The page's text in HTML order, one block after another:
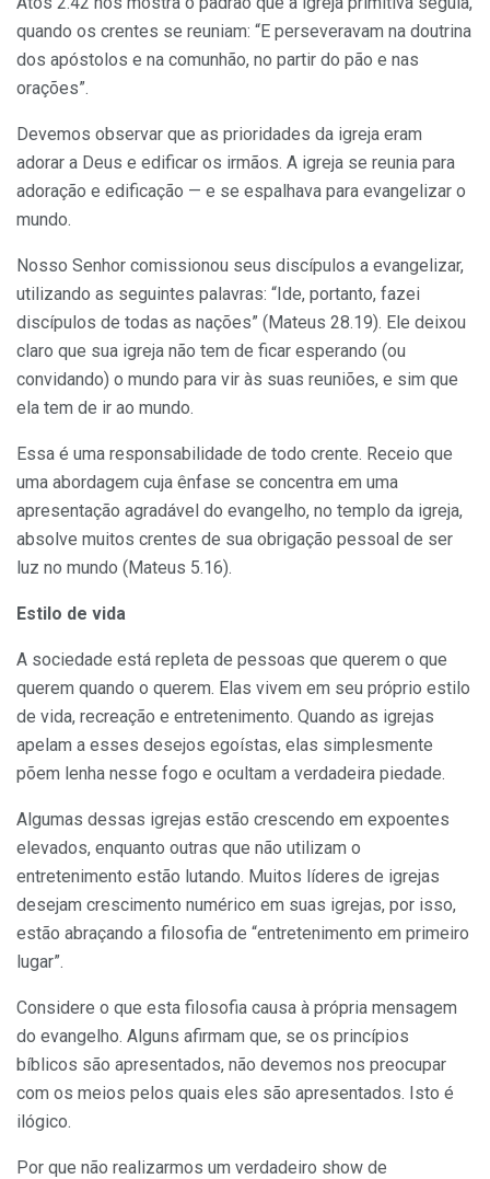
quando os crentes se reuniam: “E perseveravam na doutrina
dos apóstolos e na comunhão, no partir do pão e nas
orações”.
Devemos observar que as prioridades da igreja eram
adorar a Deus e edificar os irmãos. A igreja se reunia para
adoração e edificação — e se espalhava para evangelizar o
mundo.
Nosso Senhor comissionou seus discípulos a evangelizar,
utilizando as seguintes palavras: “Ide, portanto, fazei
discípulos de todas as nações” (Mateus 28.19). Ele deixou
claro que sua igreja não tem de ficar esperando (ou
convidando) o mundo para vir às suas reuniões, e sim que
ela tem de ir ao mundo.
Essa é uma responsabilidade de todo crente. Receio que
uma abordagem cuja ênfase se concentra em uma
apresentação agradável do evangelho, no templo da igreja,
absolve muitos crentes de sua obrigação pessoal de ser
luz no mundo (Mateus 5.16).
Estilo de vida
A sociedade está repleta de pessoas que querem o que
querem quando o querem. Elas vivem em seu próprio estilo
de vida, recreação e entretenimento. Quando as igrejas
apelam a esses desejos egoístas, elas simplesmente
põem lenha nesse fogo e ocultam a verdadeira piedade.
Algumas dessas igrejas estão crescendo em expoentes
elevados, enquanto outras que não utilizam o
entretenimento estão lutando. Muitos líderes de igrejas
desejam crescimento numérico em suas igrejas, por isso,
estão abraçando a filosofia de “entretenimento em primeiro
lugar”.
Considere o que esta filosofia causa à própria mensagem
do evangelho. Alguns afirmam que, se os princípios
bíblicos são apresentados, não devemos nos preocupar
com os meios pelos quais eles são apresentados. Isto é
ilógico.
Por que não realizarmos um verdadeiro show de